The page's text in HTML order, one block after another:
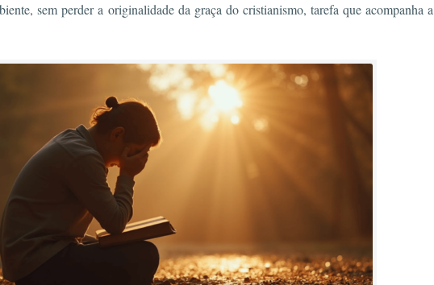
sem perder a originalidade da graça do cristianismo, tarefa que acompanha a